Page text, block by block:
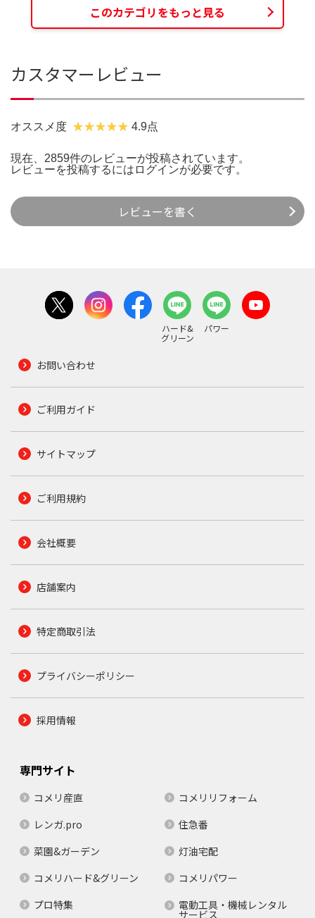
このカテゴリをもっと見る
カスタマーレビュー
オススメ度 4.9点
現在、2859件のレビューが投稿されています。
レビューを投稿するには ログインが必要です。
レビューを書く
ハード&
グリーン
パワー
お問い合わせ
ご利用ガイド
サイトマップ
ご利用規約
会社概要
店舗案内
特定商取引法
プライバシーポリシー
採用情報
専門サイト
コメリ産直
コメリリフォーム
レンガ.pro
住急番
菜園&ガーデン
灯油宅配
コメリハード&グリーン
コメリパワー
プロ特集
電動工具・機械レンタル
サービス